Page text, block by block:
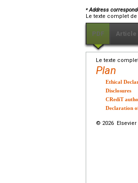
⁎Address
Le texte complet
PDF Article
Le texte
Plan
Ethical
Disclosures
CRediT
Declaration
© 2026 Elsevier